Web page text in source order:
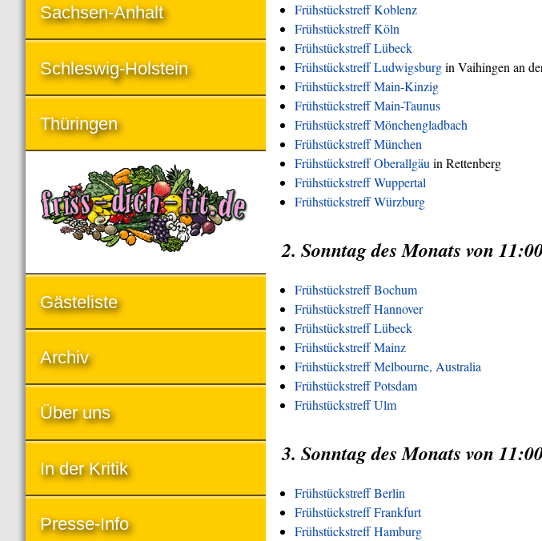
Frühstückstreff Koblenz
Frühstückstreff Köln
Frühstückstreff Lübeck
Frühstückstreff Ludwigsburgin Vaihingen an
Frühstückstreff Main-Kinzig
Frühstückstreff Main-Taunus
Frühstückstreff Mönchengladbach
Frühstückstreff München
Frühstückstreff Oberallgäuin Rettenberg
Frühstückstreff Wuppertal
Frühstückstreff Würzburg
2. Sonntag des Monats von
Frühstückstreff Bochum
Frühstückstreff Hannover
Frühstückstreff Lübeck
Frühstückstreff Mainz
Frühstückstreff Melbourne, Australia
Frühstückstreff Potsdam
Frühstückstreff Ulm
3. Sonntag des Monats von
Frühstückstreff Berlin
Frühstückstreff Frankfurt
Frühstückstreff Hamburg
Sachsen-Anhalt
Schleswig-Holstein
Thüringen
Gästeliste
Archiv
Über uns
In der Kritik
Presse-Info